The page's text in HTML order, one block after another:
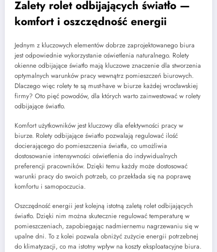
Zalety rolet odbijających światło —
komfort i oszczędność energii
Jednym z kluczowych elementów dobrze zaprojektowanego biura
jest odpowiednie wykorzystanie oświetlenia naturalnego. Rolety
okienne odbijające światło mają kluczowe znaczenie dla stworzenia
optymalnych warunków pracy wewnątrz pomieszczeń biurowych.
Dlaczego więc rolety te są must-have w biurze każdej wrocławskiej
firmy? Oto pięć powodów, dla których warto zainwestować w rolety
odbijające światło.
Komfort użytkowników jest kluczowy dla efektywności pracy w
biurze. Rolety odbijające światło pozwalają regulować ilość
docierającego do pomieszczenia światła, co umożliwia
dostosowanie intensywności oświetlenia do indywidualnych
preferencji pracowników. Dzięki temu każdy może dostosować
warunki pracy do swoich potrzeb, co przekłada się na poprawę
komfortu i samopoczucia.
Oszczędność energii jest kolejną istotną zaletą rolet odbijających
światło. Dzięki nim można skutecznie regulować temperaturę w
pomieszczeniach, zapobiegając nadmiernemu nagrzewaniu się w
upalne dni. To z kolei pozwala obniżyć zużycie energii potrzebnej
do klimatyzacji, co ma istotny wpływ na koszty eksploatacyjne biura.